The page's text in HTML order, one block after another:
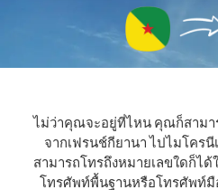
ไม่ว่าคุณจะอยู่ที่ไหน คุณก็สาม
จากเฟรนช์กียานา ไปไมโครนี
สามารถโทรถึงหมายเลขใดก็ไ
โทรศัพท์พื้นฐานหรือโทรศัพท์มื